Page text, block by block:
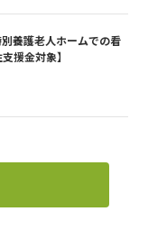
別養護老人ホームでの看
援金対象】